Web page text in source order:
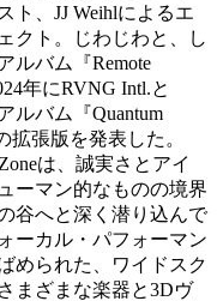
ト、JJ Weihlによるエ
クト。じわじわと、し
ルバム『Remote
年にRVNG Intl.と
ルバム『Quantum
拡張版を発表した。
は、誠実さとアイ
ーマン的なものの境界
谷へと深く潜り込んで
ーカル・パフォーマン
められた、ワイドスク
まざまな楽器と3Dヴ